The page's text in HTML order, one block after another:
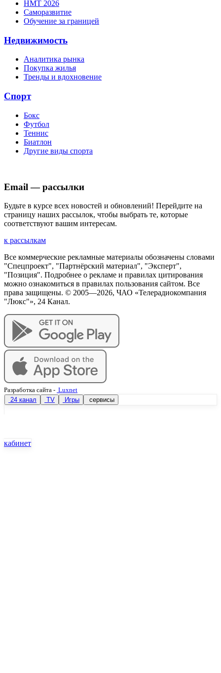
НМТ 2026
Саморазвитие
Обучение за границей
Недвижимость
Аналитика рынка
Покупка жилья
Тренды и вдохновение
Спорт
Бокс
Футбол
Теннис
Биатлон
Другие виды спорта
Email — рассылки
Будьте в курсе всех новостей и обновлений! Перейдите на
страницу наших рассылок, чтобы выбрать те, которые
соответствуют вашим интересам.
к рассылкам
Все коммерческие рекламные материалы обозначены словами
"Спецпроект", "Партнёрский материал", "Эксперт",
"Позиция". Подробнее о рекламе и правилах цитирования
можно ознакомиться в правилах пользования сайтом. Все
права защищены. © 2005—2026, ЧАО «Телерадиокомпания
"Люкс"», 24 Канал.
Разработка сайта - Luxnet
24 канал
TV Игры сервисы
кабинет